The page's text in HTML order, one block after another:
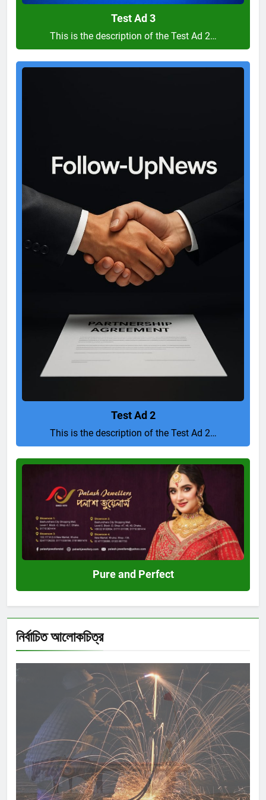
Test Ad 3
This is the description of the Test Ad 2…
Test Ad 2
This is the description of the Test Ad 2…
Pure and Perfect
নির্বাচিত আলোকচিত্র
দিব্যেন্দু দ্বীপ
Shahida Sultana